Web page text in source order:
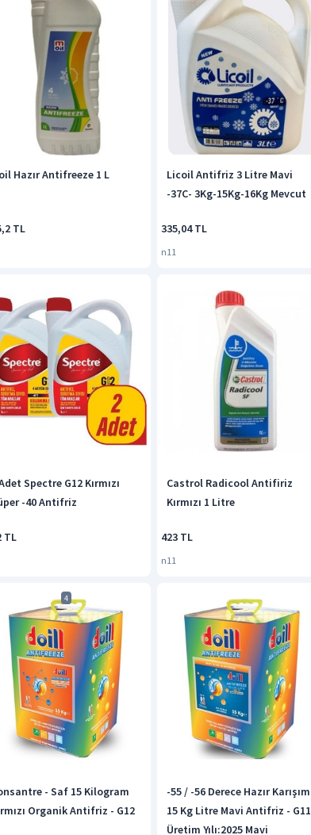
Hazır Antifreeze 1 L
TL
Licoil Antifriz 3 Litre Mavi
-37C- 3Kg-15Kg-16Kg Mevcut
335,04 TL
n11
Spectre G12 Kırmızı
-40 Antifriz
TL
Castrol Radicool Antifiriz
Kırmızı 1 Litre
423 TL
n11
4
- Saf 15 Kilogram
Organik Antifriz - G12
-55 / -56 Derece Hazır Karışım
15 Kg Litre Mavi Antifriz - G11
Üretim Yılı:2025 Mavi